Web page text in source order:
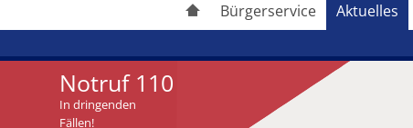
Bürgerservice Aktuelles
Notruf 110
In dringenden
Fällen!